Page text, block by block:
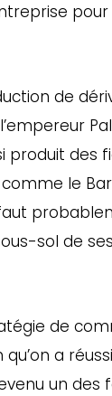
de
produit des
le
sol de
de
a
un des